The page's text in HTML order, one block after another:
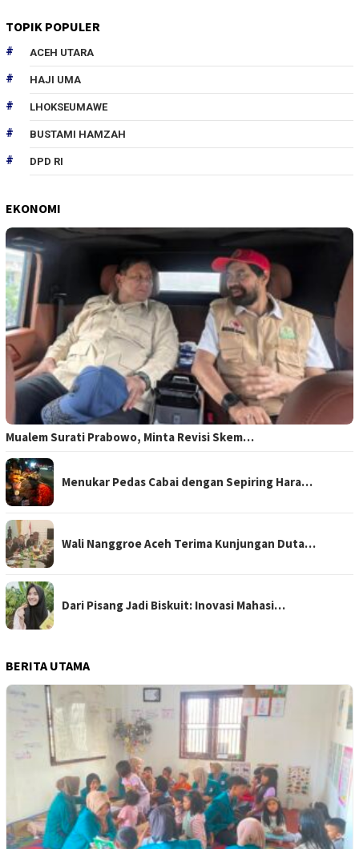
TOPIK POPULER
ACEH UTARA
HAJI UMA
LHOKSEUMAWE
BUSTAMI HAMZAH
DPD RI
EKONOMI
Mualem Surati Prabowo, Minta Revisi Skem…
Menukar Pedas Cabai dengan Sepiring Hara…
Wali Nanggroe Aceh Terima Kunjungan Duta…
Dari Pisang Jadi Biskuit: Inovasi Mahasi…
BERITA UTAMA